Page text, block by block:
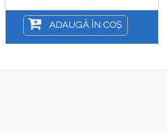
ADAUGĂ ÎN COȘ